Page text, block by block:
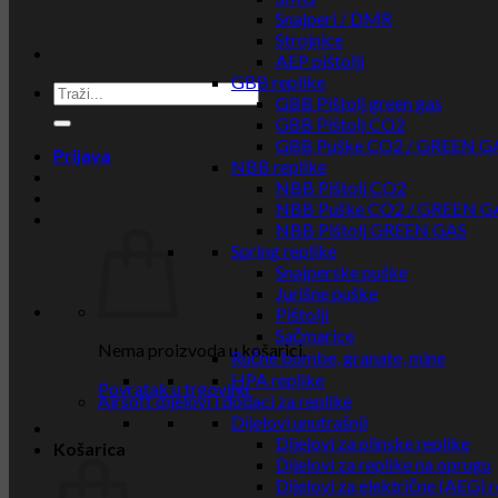
Prijava
Nema proizvoda u košarici.
Povratak u trgovinu
Košarica
Snajperi / DMR
Strojnice
AEP pištolji
GBB replike
GBB Pištolj green gas
GBB Pištolj CO2
GBB Puške CO2 / GREEN
NBB replike
NBB Pištolj CO2
NBB Puške CO2 / GREEN
NBB Pištolj GREEN GAS
Spring replike
Snajperske puške
Jurišne puške
Pištolji
Sačmarice
Ručne bombe, granate, mine
HPA replike
Airsoft dijelovi i dodaci za replike
Dijelovi unutrašnji
Dijelovi za plinske replike
Dijelovi za replike na oprugu
Dijelovi za električne (AEG)